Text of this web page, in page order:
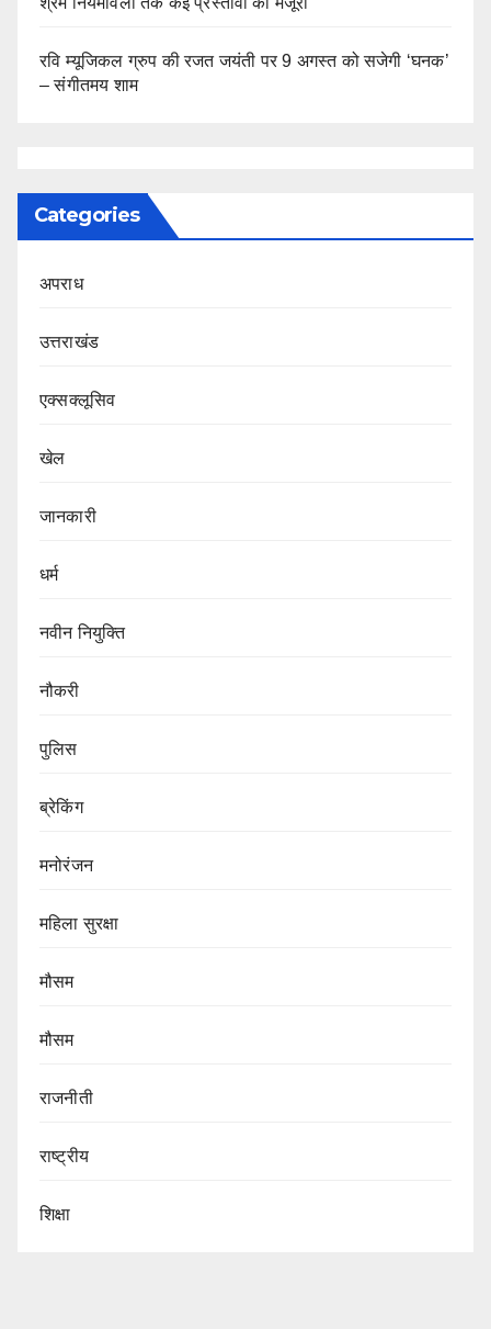
रवि म्यूजिकल ग्रुप की रजत जयंती पर 9 अगस्त को सजेगी ‘घनक’
– संगीतमय शाम
Categories
अपराध
उत्तराखंड
एक्सक्लूसिव
खेल
जानकारी
धर्म
नवीन नियुक्ति
नौकरी
पुलिस
ब्रेकिंग
मनोरंजन
महिला सुरक्षा
मौसम
मौसम
राजनीती
राष्ट्रीय
शिक्षा